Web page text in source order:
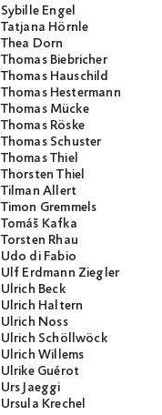
Sybille Engel
Tatjana Hörnle
Thea Dorn
Thomas Biebricher
Thomas Hauschild
Thomas Hestermann
Thomas Mücke
Thomas Röske
Thomas Schuster
Thomas Thiel
Thorsten Thiel
Tilman Allert
Timon Gremmels
Tomáš Kafka
Torsten Rhau
Udo di Fabio
Ulf Erdmann Ziegler
Ulrich Beck
Ulrich Haltern
Ulrich Noss
Ulrich Schöllwöck
Ulrich Willems
Ulrike Guérot
Urs Jaeggi
Ursula Krechel